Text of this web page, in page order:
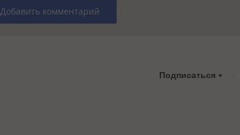
Добавить комментарий
Подписаться